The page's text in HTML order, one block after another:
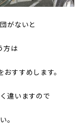
がないと
方は
すすめします。
違いますので
。